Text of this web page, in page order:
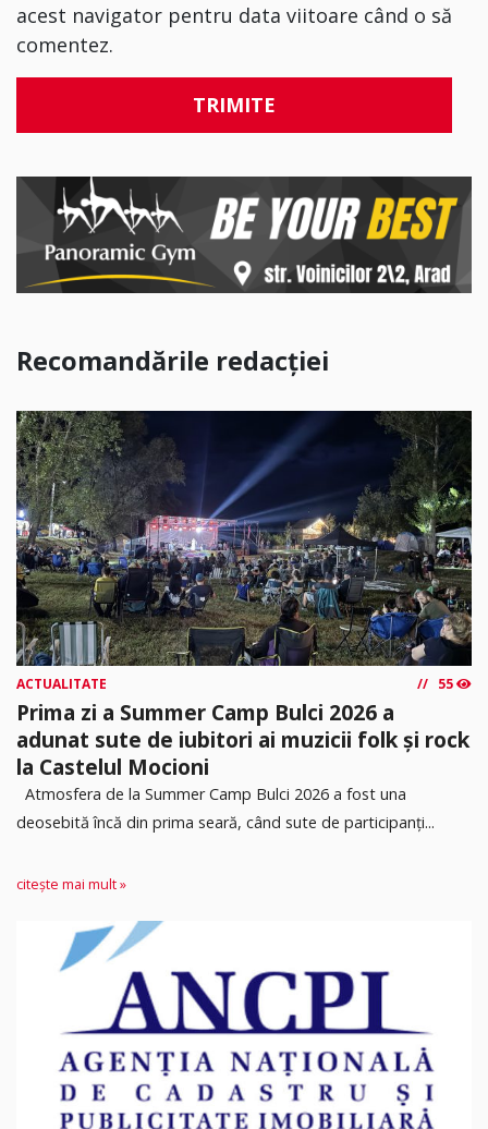
acest navigator pentru data viitoare când o să
comentez.
Recomandările redacției
ACTUALITATE 55
Prima zi a Summer Camp Bulci 2026 a
adunat sute de iubitori ai muzicii folk și rock
la Castelul Mocioni
Atmosfera de la Summer Camp Bulci 2026 a fost una
deosebită încă din prima seară, când sute de participanți...
citește mai mult »